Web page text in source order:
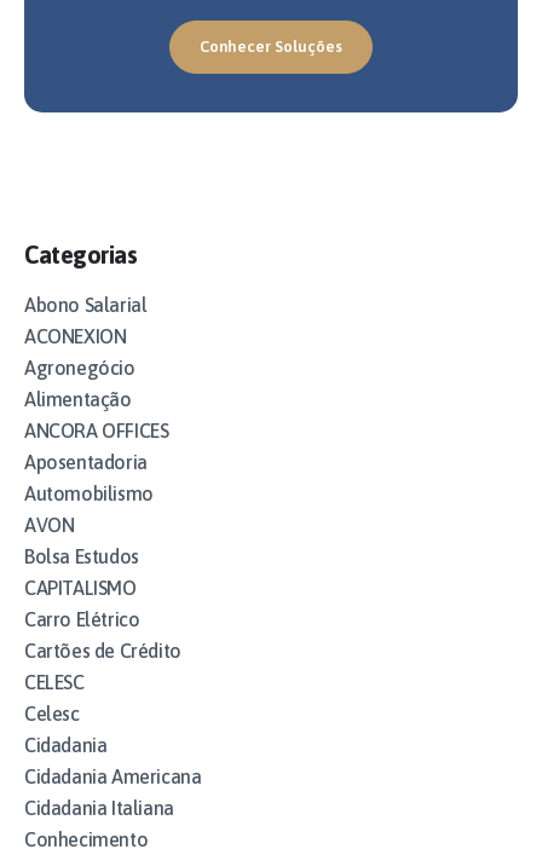
Conhecer Soluções
Categorias
Abono Salarial
ACONEXION
Agronegócio
Alimentação
ANCORA OFFICES
Aposentadoria
Automobilismo
AVON
Bolsa Estudos
CAPITALISMO
Carro Elétrico
Cartões de Crédito
CELESC
Celesc
Cidadania
Cidadania Americana
Cidadania Italiana
Conhecimento